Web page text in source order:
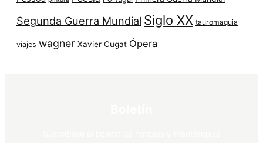
Segunda Guerra Mundial Siglo XX tauromaquia
viajes wagner Xavier Cugat Ópera